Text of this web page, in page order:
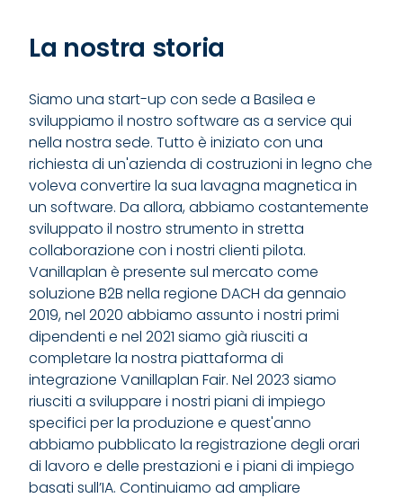
La nostra storia
Siamo una start-up con sede a Basilea e
sviluppiamo il nostro software as a service qui
nella nostra sede. Tutto è iniziato con una
richiesta di un'azienda di costruzioni in legno che
voleva convertire la sua lavagna magnetica in
un software. Da allora, abbiamo costantemente
sviluppato il nostro strumento in stretta
collaborazione con i nostri clienti pilota.
Vanillaplan è presente sul mercato come
soluzione B2B nella regione DACH da gennaio
2019, nel 2020 abbiamo assunto i nostri primi
dipendenti e nel 2021 siamo già riusciti a
completare la nostra piattaforma di
integrazione Vanillaplan Fair. Nel 2023 siamo
riusciti a sviluppare i nostri piani di impiego
specifici per la produzione e quest'anno
abbiamo pubblicato la registrazione degli orari
di lavoro e delle prestazioni e i piani di impiego
basati sull’IA. Continuiamo ad ampliare